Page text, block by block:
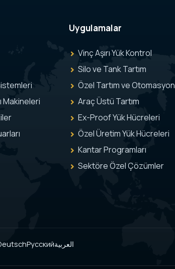
Makineleri
Uygulamalar
Vinç Aşırı Yük Kontrol
Silo ve Tank Tartım
Özel Tartım ve Otomasyon
Araç Üstü Tartım
Ex-Proof Yük Hücreleri
Özel Üretim Yük Hücreleri
Kantar Programları
Sektöre Özel Çözümler
Русскийالعربية